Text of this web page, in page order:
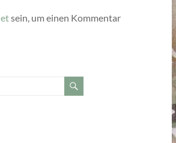
sein, um einen Kommentar